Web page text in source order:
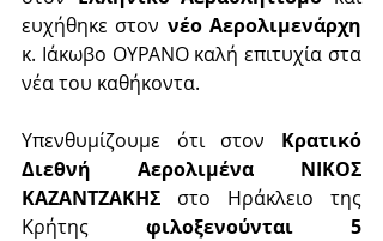
ευχήθηκε στον νέο Αερολιμενάρχη
κ. Ιάκωβο ΟΥΡΑΝΟ καλή επιτυχία στα
νέα του καθήκοντα.
Υπενθυμίζουμε ότι στον Κρατικό
Διεθνή Αερολιμένα ΝΙΚΟΣ
ΚΑΖΑΝΤΖΑΚΗΣ στο Ηράκλειο της
Κρήτης φιλοξενούνται 5